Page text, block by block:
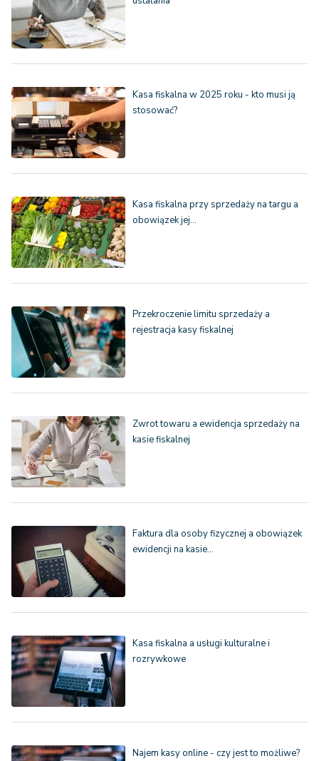
Kasa fiskalna w 2025 roku - kto musi ją
stosować?
Kasa fiskalna przy sprzedaży na targu a
obowiązek jej…
Przekroczenie limitu sprzedaży a
rejestracja kasy fiskalnej
Zwrot towaru a ewidencja sprzedaży na
kasie fiskalnej
Faktura dla osoby fizycznej a obowiązek
ewidencji na kasie…
Kasa fiskalna a usługi kulturalne i
rozrywkowe
Najem kasy online - czy jest to możliwe?